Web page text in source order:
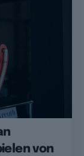
von